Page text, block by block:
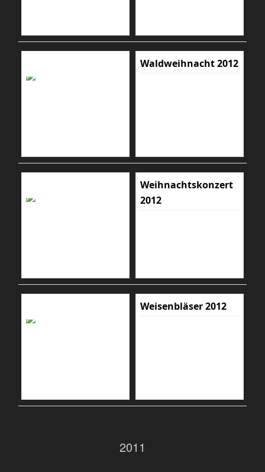
Waldweihnacht 2012
Weihnachtskonzert
2012
Weisenbläser 2012
2011